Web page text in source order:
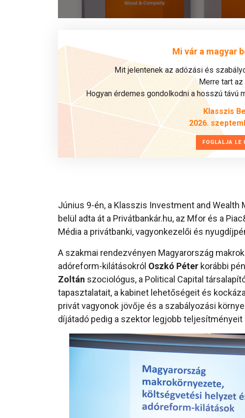
Mi vár a magyar
Mit jelentenek az adózási és
Merre tart az
Hogyan érdemes gondolkodni a hosszú távú
Klasszis
2026.
FOGLALJA LE
Június 9-én, a Klasszis Investment and
belül adta át a Privátbankár.hu, az Mfor és a
Média a privátbanki, vagyonkezelői és
A szakmai rendezvényen Magyarország
adóreform-kilátásokról Oszkó Péter korábbi
Zoltán szociológus, a Political Capital
tapasztalatait, a kabinet lehetőségeit és
privát vagyonok jövője és a szabályozási
díjátadó pedig a szektor legjobb teljesítményeit